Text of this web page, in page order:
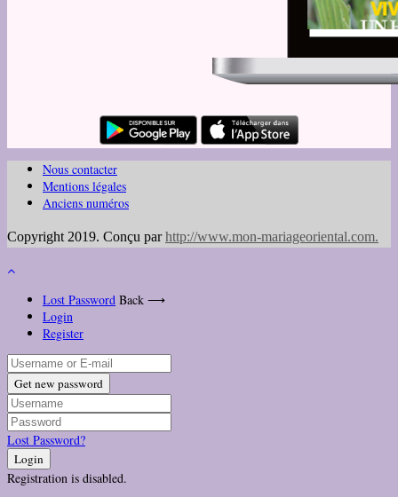
Nous contacter
Mentions légales
Anciens numéros
Copyright 2019. Conçu parhttp://www.mon-mariageoriental.com.
Lost Password Back ⟶
Login
Register
Get new password
Lost Password?
Login
Registration is disabled.